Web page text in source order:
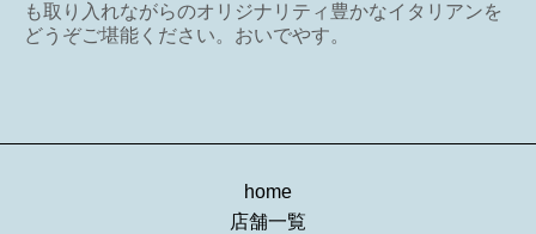
も取り入れながらのオリジナリティ豊かなイタリアンを
どうぞご堪能ください。おいでやす。
home
店舗一覧